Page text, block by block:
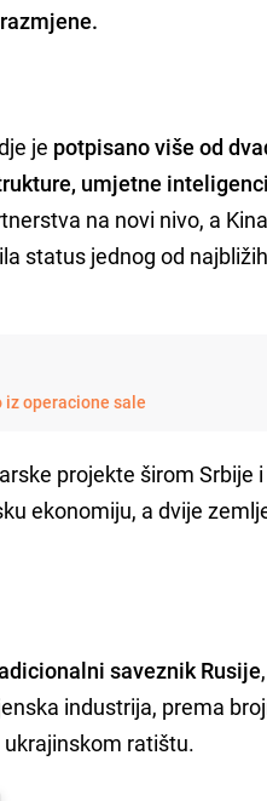
je potpisano više od
umjetne
na novi nivo, a
status jednog od najbližih
operacione sale
projekte širom Srbije i
ekonomiju, a dvije
saveznik Rusije
industrija, prema
ratištu.